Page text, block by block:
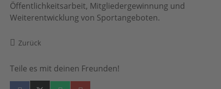
Öffentlichkeitsarbeit, Mitgliedergewinnung und
Weiterentwicklung von Sportangeboten.
Zurück
Teile es mit deinen Freunden!